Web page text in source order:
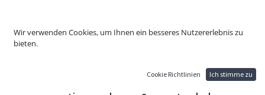
Wir verwenden Cookies, um Ihnen ein besseres Nutzererlebnis zu
bieten.
Cookie Richtlinien Ich stimme zu